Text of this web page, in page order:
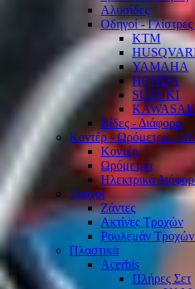
Αλυσίδες
Οδηγοί -
KTM
YAMAHA
HONDA
SUZUKI
Βίδες - Διάφορα
Κοντέρ - Ωρόμετρα -
Κοντέρ
Ωρόμετρα
Ηλεκτρικά
Τροχοί
Ζάντες
Ακτίνες Τροχών
Ρουλεμάν
Πλαστικά
Acerbis
Πλήρες Σετ